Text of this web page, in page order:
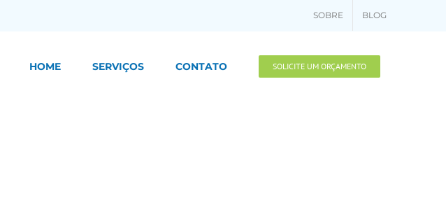
SOBRE BLOG
HOME SERVIÇOS CONTATO SOLICITE UM ORÇAMENTO